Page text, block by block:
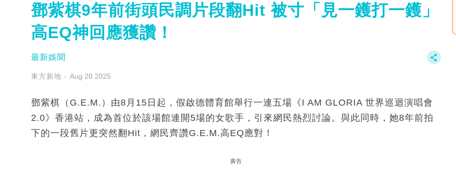
鄧紫棋9年前街頭民調片段翻Hit 被寸「見一鑊打一鑊」
高EQ神回應獲讚！
最新娛聞
東方新地 Aug 20 2025
鄧紫棋（G.E.M.）由8月15日起，假啟德體育館舉行一連五場《I AM GLORIA 世界巡迴演唱會
2.0》香港站，成為首位於該場館連開5場的女歌手，引來網民熱烈討論。與此同時，她8年前拍
下的一段舊片更突然翻Hit，網民齊讚G.E.M.高EQ應對！
廣告